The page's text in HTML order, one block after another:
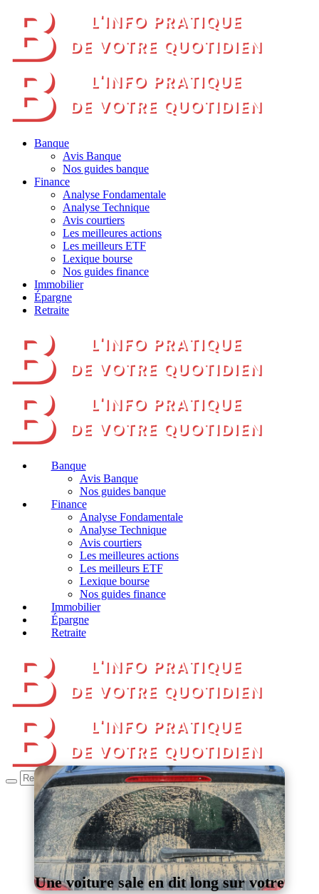
Banque
Avis Banque
Nos guides banque
Finance
Analyse Fondamentale
Analyse Technique
Avis courtiers
Les meilleures actions
Les meilleurs ETF
Lexique bourse
Nos guides finance
Immobilier
Épargne
Retraite
Banque
Avis Banque
Nos guides banque
Finance
Analyse Fondamentale
Analyse Technique
Avis courtiers
Les meilleures actions
Les meilleurs ETF
Lexique bourse
Nos guides finance
Immobilier
Épargne
Retraite
Une voiture sale en dit long sur votre